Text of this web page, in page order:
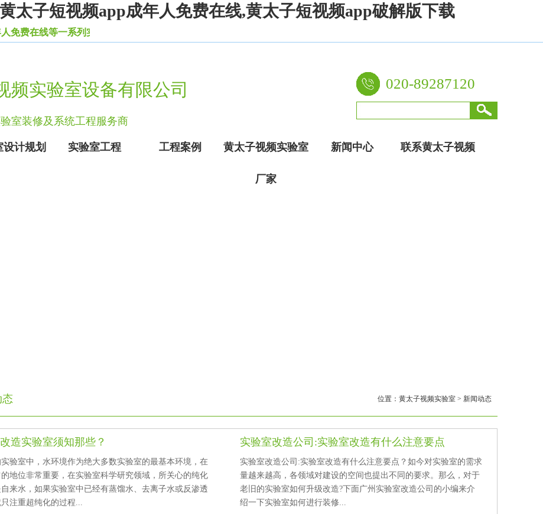
太子短视频app成年人免费在线,黄太子短视频app破解版下载
等一系列实验室设备家具。
频实验室设备有限公司
验室装修及系统工程服务商
020-89287120
设计规划 实验室工程 工程案例 黄太子视频实验室
厂家
新闻中心 联系黄太子视频
位置： 黄太子视频实验室 > 新闻动态
态
造实验室须知那些？
验室中，水环境作为绝大多数实验室的最基本环境，在
地位非常重要，在实验室科学研究领域，所关心的纯化
来水，如果实验室中已经有蒸馏水、去离子水或反渗透
就只注重超纯化的过程...
实验室改造公司:实验室改造有什么注意要点
实验室改造公司:实验室改造有什么注意要点？如今对实验室的需求
量越来越高，各领域对建设的空间也提出不同的要求。那么，对于
老旧的实验室如何升级改造?下面广州实验室改造公司的小编来介
绍一下实验室如何进行装修...